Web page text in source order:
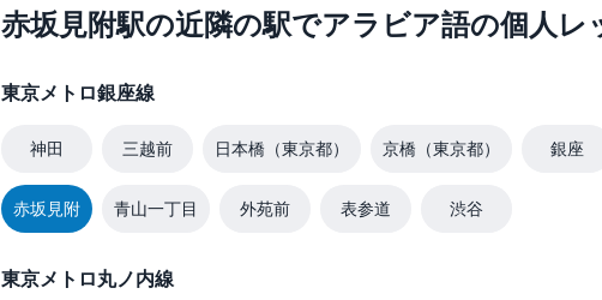
赤坂見附駅の近隣の駅でアラビア語の個人レ
東京メトロ銀座線
神田 三越前 日本橋（東京都） 京橋（東京都） 銀座
赤坂見附 青山一丁目 外苑前 表参道 渋谷
東京メトロ丸ノ内線